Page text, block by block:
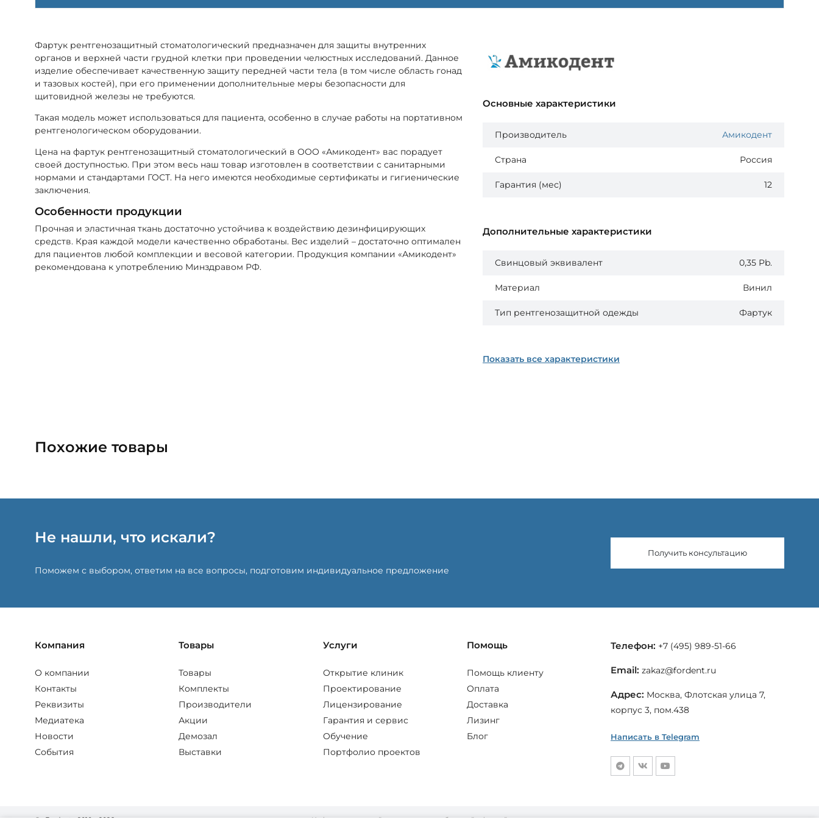
Фартук рентгенозащитный стоматологический предназначен для защиты внутренних
органов и верхней части грудной клетки при проведении челюстных исследований. Данное
изделие обеспечивает качественную защиту передней части тела (в том числе область гонад
и тазовых костей), при его применении дополнительные меры безопасности для
щитовидной железы не требуются.
Такая модель может использоваться для пациента, особенно в случае работы на портативном
рентгенологическом оборудовании.
Цена на фартук рентгенозащитный стоматологический в ООО «Амикодент» вас порадует
своей доступностью. При этом весь наш товар изготовлен в соответствии с санитарными
нормами и стандартами ГОСТ. На него имеются необходимые сертификаты и гигиенические
заключения.
Особенности продукции
Прочная и эластичная ткань достаточно устойчива к воздействию дезинфицирующих
средств. Края каждой модели качественно обработаны. Вес изделий – достаточно оптимален
для пациентов любой комплекции и весовой категории. Продукция компании «Амикодент»
рекомендована к употреблению Минздравом РФ.
Основные характеристики
Производитель Амикодент
Страна Россия
Гарантия (мес) 12
Дополнительные характеристики
Свинцовый эквивалент 0,35 Pb.
Материал Винил
Тип рентгенозащитной одежды Фартук
Показать все характеристики
Похожие товары
Не нашли, что искали?
Поможем с выбором, ответим на все вопросы, подготовим индивидуальное предложение
Получить консультацию
Компания
О компании
Контакты
Реквизиты
Медиатека
Новости
События
Товары
Товары
Комплекты
Производители
Акции
Демозал
Выставки
Услуги
Открытие клиник
Проектирование
Лицензирование
Гарантия и сервис
Обучение
Портфолио проектов
Помощь
Помощь клиенту
Оплата
Доставка
Лизинг
Блог
Телефон: +7 (495) 989-51-66
Email: zakaz@fordent.ru
Адрес: Москва, Флотская улица 7,
корпус 3, пом.438
Написать в Telegram